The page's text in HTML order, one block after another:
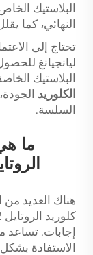
البلاستيك
النهائي، كما
تحتاج إلى
ليانجيانغ
البلاستيك
الكلوريد
السلسة.
ما
هناك العديد
إجابات. تساعد
الاستفادة